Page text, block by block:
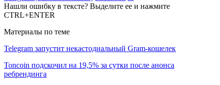
Нашли ошибку в тексте? Выделите ее и нажмите
CTRL+ENTER
Материалы по теме
Telegram запустит некастодиальный Gram-кошелек
Toncoin подскочил на 19,5% за сутки после анонса
ребрендинга